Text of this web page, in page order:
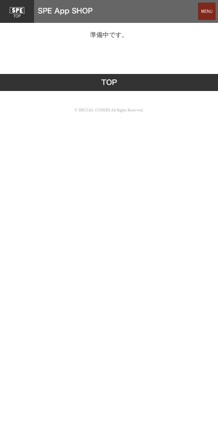
準備中です。
© SPECIAL OTHERS All Rights Reserved.